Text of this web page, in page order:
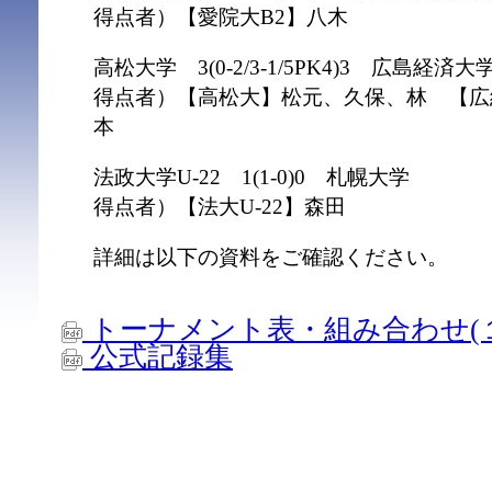
得点者）【愛院大B2】八木
高松大学 3(0-2/3-1/5PK4)3 広島経済大
得点者）【高松大】松元、久保、林 【
本
法政大学U-22 1(1-0)0 札幌大学
得点者）【法大U-22】森田
詳細は以下の資料をご確認ください。
トーナメント表・組み合わせ(
公式記録集